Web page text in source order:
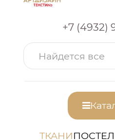
+7 (4932)
ТКАНИ